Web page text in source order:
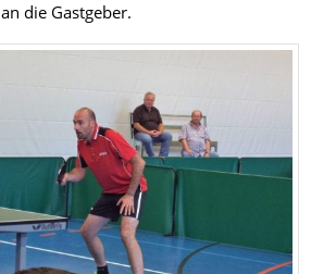
die Gastgeber.